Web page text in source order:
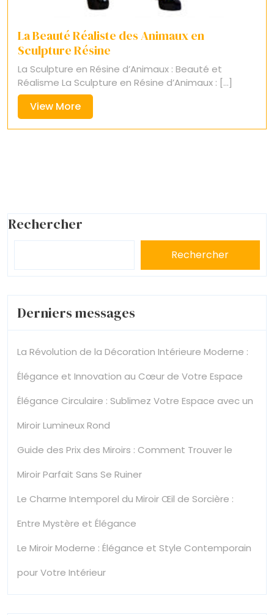
La Beauté Réaliste des Animaux en
Sculpture Résine
La Sculpture en Résine d’Animaux : Beauté et
Réalisme La Sculpture en Résine d’Animaux : [...]
View MoreView
More
Rechercher
Rechercher
Derniers messages
La Révolution de la Décoration Intérieure Moderne :
Élégance et Innovation au Cœur de Votre Espace
Élégance Circulaire : Sublimez Votre Espace avec un
Miroir Lumineux Rond
Guide des Prix des Miroirs : Comment Trouver le
Miroir Parfait Sans Se Ruiner
Le Charme Intemporel du Miroir Œil de Sorcière :
Entre Mystère et Élégance
Le Miroir Moderne : Élégance et Style Contemporain
pour Votre Intérieur